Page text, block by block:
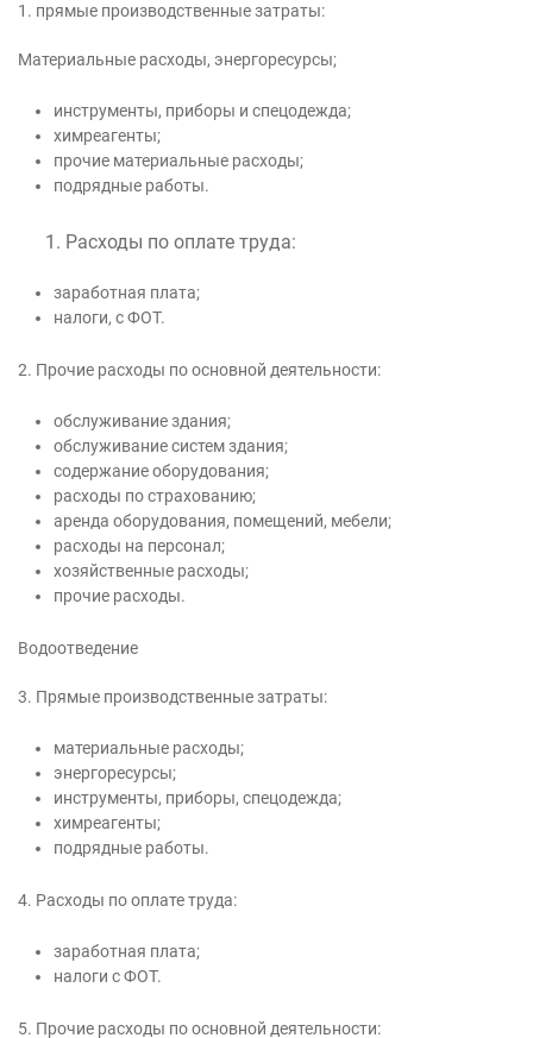
1. прямые производственные затраты:
Материальные расходы, энергоресурсы;
инструменты, приборы и спецодежда;
химреагенты;
прочие материальные расходы;
подрядные работы.
Расходы по оплате труда:
заработная плата;
налоги, с ФОТ.
2. Прочие расходы по основной деятельности:
обслуживание здания;
обслуживание систем здания;
содержание оборудования;
расходы по страхованию;
аренда оборудования, помещений, мебели;
расходы на персонал;
хозяйственные расходы;
прочие расходы.
Водоотведение
3. Прямые производственные затраты:
материальные расходы;
энергоресурсы;
инструменты, приборы, спецодежда;
химреагенты;
подрядные работы.
4. Расходы по оплате труда:
заработная плата;
налоги с ФОТ.
5. Прочие расходы по основной деятельности: